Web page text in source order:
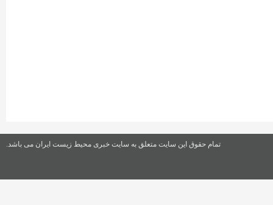
تمام حقوق این سایت متعلق به سایت خبری محیط زیست ایران می باشد.